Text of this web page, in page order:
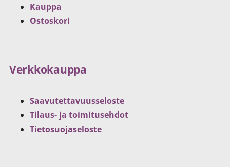
Kauppa
Ostoskori
Verkkokauppa
Saavutettavuusseloste
Tilaus- ja toimitusehdot
Tietosuojaseloste